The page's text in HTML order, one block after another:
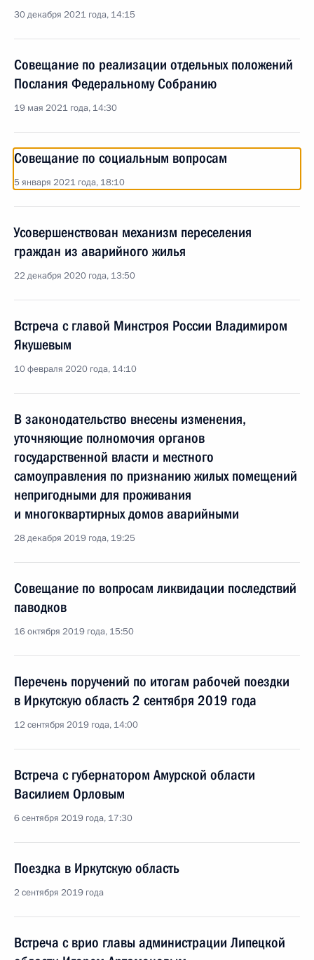
30 декабря 2021 года, 14:15
Совещание по реализации отдельных положений
Послания Федеральному Собранию
19 мая 2021 года, 14:30
Совещание по социальным вопросам
5 января 2021 года, 18:10
Усовершенствован механизм переселения
граждан из аварийного жилья
22 декабря 2020 года, 13:50
Встреча с главой Минстроя России Владимиром
Якушевым
10 февраля 2020 года, 14:10
В законодательство внесены изменения,
уточняющие полномочия органов
государственной власти и местного
самоуправления по признанию жилых помещений
непригодными для проживания
и многоквартирных домов аварийными
28 декабря 2019 года, 19:25
Совещание по вопросам ликвидации последствий
паводков
16 октября 2019 года, 15:50
Перечень поручений по итогам рабочей поездки
в Иркутскую область 2 сентября 2019 года
12 сентября 2019 года, 14:00
Встреча с губернатором Амурской области
Василием Орловым
6 сентября 2019 года, 17:30
Поездка в Иркутскую область
2 сентября 2019 года
Встреча с врио главы администрации Липецкой